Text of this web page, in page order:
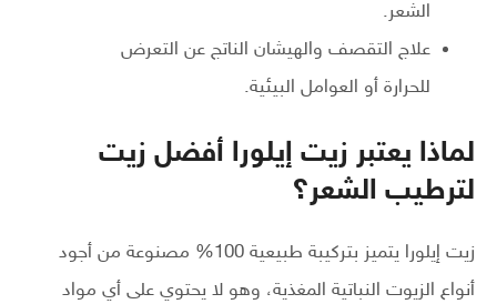
الشعر.
علاج التقصف والهيشان الناتج عن التعرض
للحرارة أو العوامل البيئية.
لماذا يعتبر زيت إيلورا أفضل زيت
لترطيب الشعر؟
زيت إيلورا يتميز بتركيبة طبيعية 100% مصنوعة من أجود
أنواع الزيوت النباتية المغذية، وهو لا يحتوي على أي مواد